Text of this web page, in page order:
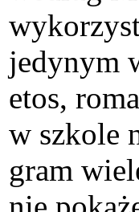
jedynym
etos,
w szkole
gram